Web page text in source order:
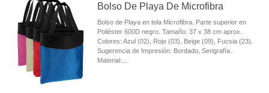
Bolso De Playa De Microfibra
Bolso de Playa en tela Microfibra. Parte superior en
Poliéster 600D negro. Tamaño: 37 x 38 cm aprox.
Colores: Azul (02), Rojo (03), Beige (09), Fucsia (23).
Sugerencia de Impresión: Bordado, Serigrafía.
Material:...